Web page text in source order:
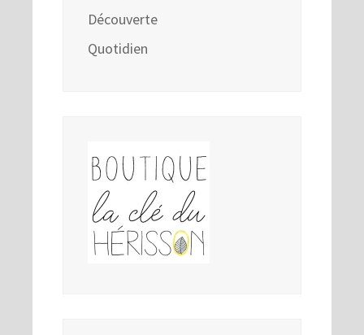
Découverte
Quotidien